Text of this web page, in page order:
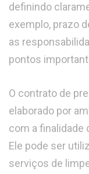
definindo
exemplo, prazo
as
pontos
O contrato de
elaborado por
com a finalidade
Ele pode ser
serviços de